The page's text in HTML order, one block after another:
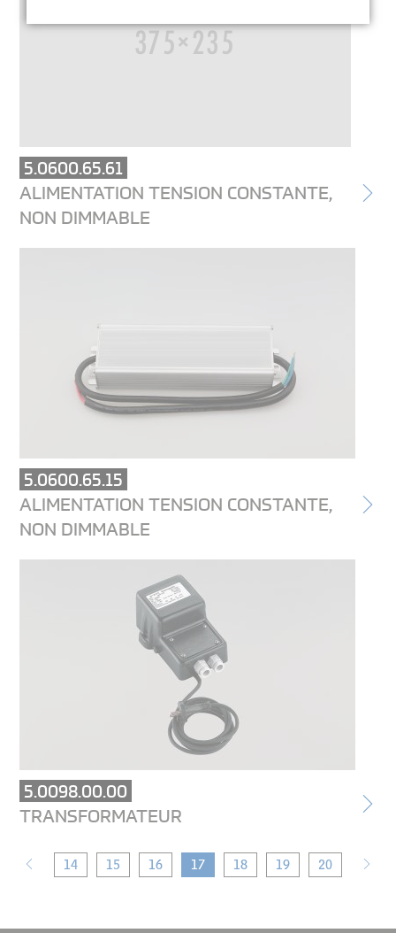
5.0600.65.61
ALIMENTATION TENSION CONSTANTE,
NON DIMMABLE
5.0600.65.15
ALIMENTATION TENSION CONSTANTE,
NON DIMMABLE
5.0098.00.00
TRANSFORMATEUR
14 15 16 17 18 19 20